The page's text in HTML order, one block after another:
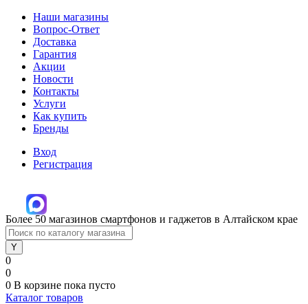
Наши магазины
Вопрос-Ответ
Доставка
Гарантия
Акции
Новости
Контакты
Услуги
Как купить
Бренды
Вход
Регистрация
Более 50 магазинов смартфонов и гаджетов в Алтайском крае
0
0
0 В корзине пока пусто
Каталог товаров